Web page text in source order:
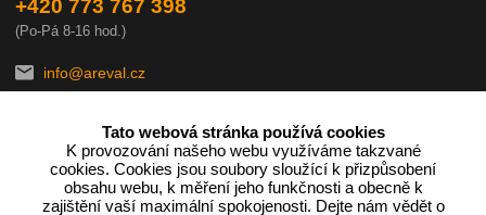
+420 773 767 398
(Po-Pá 8-16 hod.)
info@areval.cz
Tato webová stránka používá cookies
K provozování našeho webu využíváme takzvané
cookies. Cookies jsou soubory sloužící k přizpůsobení
obsahu webu, k měření jeho funkčnosti a obecně k
zajištění vaší maximální spokojenosti. Dejte nám vědět o